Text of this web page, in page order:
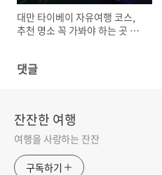
대만 타이베이 자유여행 코스,
추천 명소 꼭 가봐야 하는 곳 베
댓글
잔잔한 여행
여행을 사랑하는 잔잔
구독하기